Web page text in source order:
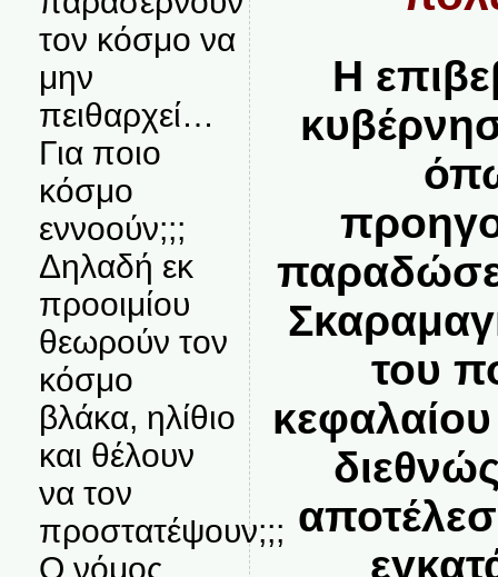
τον κόσμο να
μην
πειθαρχεί…
Για ποιο
κόσμο
εννοούν;;;
Δηλαδή εκ
προοιμίου
θεωρούν τον
κόσμο
βλάκα, ηλίθιο
και θέλουν
να τον
προστατέψουν;;;
Ο νόμος
Η
του